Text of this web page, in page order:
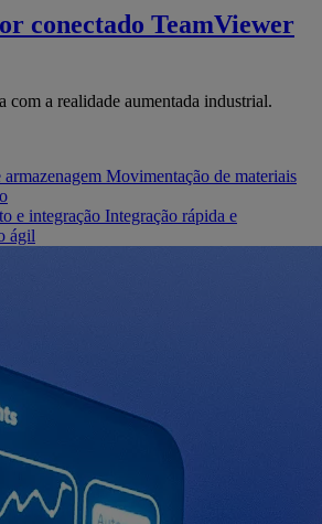
conectado TeamViewer
com a realidade aumentada industrial.
Movimentação de materiais
e integração Integração rápida e
ágil